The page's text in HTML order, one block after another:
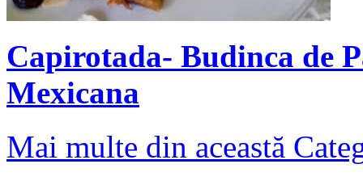
Capirotada- Budinca de
Mexicana
Mai multe din această